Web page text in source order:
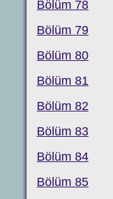
Bölüm 78
Bölüm 79
Bölüm 80
Bölüm 81
Bölüm 82
Bölüm 83
Bölüm 84
Bölüm 85